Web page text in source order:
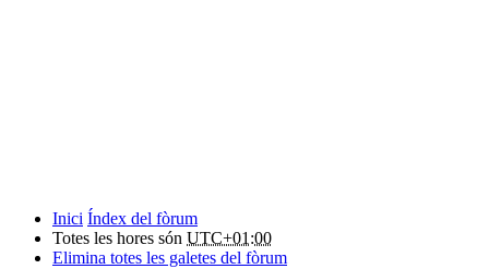
Inici Índex del fòrum
Totes les hores són UTC+01:00
Elimina totes les galetes del fòrum